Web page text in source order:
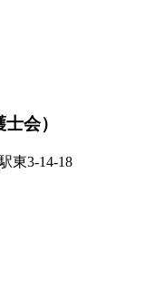
会）
東3-14-18